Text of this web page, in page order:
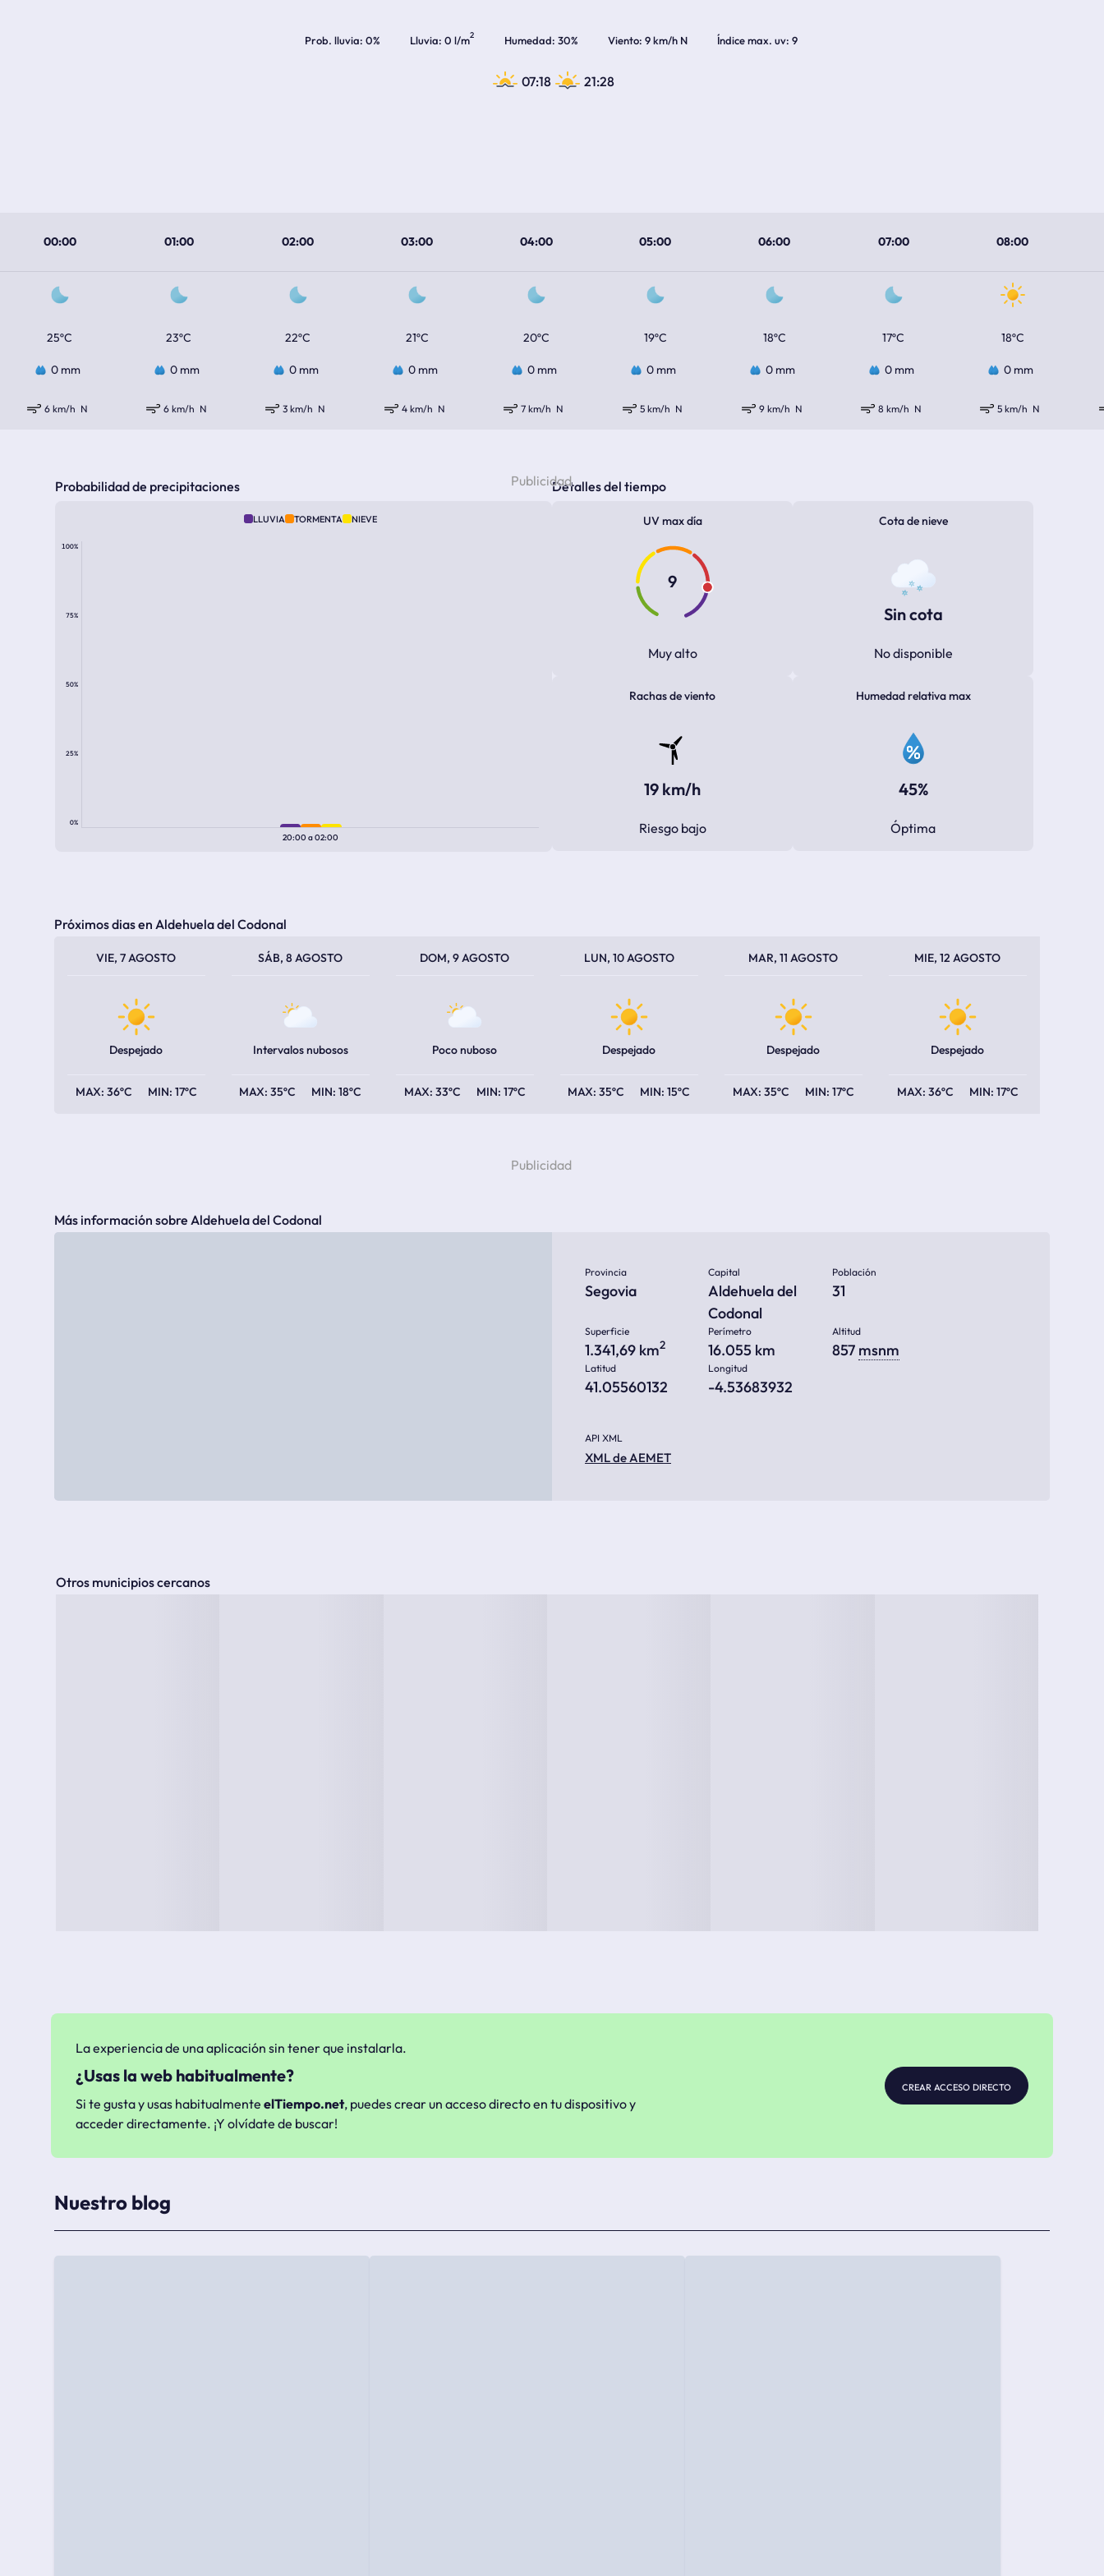
Prob. lluvia 0% Lluvia 0 l/m2 Humedad 30% Viento 9 km/h N Índice max. uv 9
07:18 21:28
00:00 01:00 02:00 03:00 04:00 05:00 06:00 07:00 08:00
25ºC 23ºC 22ºC 21ºC 20ºC 19ºC 18ºC 17ºC 18ºC
0 mm 0 mm 0 mm 0 mm 0 mm 0 mm 0 mm 0 mm 0 mm
6 km/h N 6 km/h N 3 km/h N 4 km/h N 7 km/h N 5 km/h N 9 km/h N 8 km/h N 5 km/h N
Probabilidad de precipitaciones
LLUVIA TORMENTA NIEVE
100%
75%
50%
25%
0%
20:00a02:00
Detalles del tiempo
UV max día
9
Muy alto
Cota de nieve
Sin cota
No disponible
Rachas de viento
19 km/h
Riesgo bajo
Humedad relativa max
45%
Óptima
Próximos dias en Aldehuela del Codonal
VIE, 7 AGOSTO
Despejado
36ºC 17ºC
SÁB, 8 AGOSTO
Intervalos nubosos
35ºC 18ºC
DOM, 9 AGOSTO
Poco nuboso
33ºC 17ºC
LUN, 10 AGOSTO
Despejado
35ºC 15ºC
MAR, 11 AGOSTO
Despejado
35ºC 17ºC
MIE, 12 AGOSTO
Despejado
36ºC 17ºC
Más información sobre Aldehuela del Codonal
Provincia
Segovia
Capital
Aldehuela del
Codonal
Población
31
Superficie
1.341,69 km2
Perímetro
16.055 km
Altitud
857 msnm
Latitud
41.05560132
Longitud
-4.53683932
API XML
XML de AEMET
Otros municipios cercanos
La experiencia de una aplicación sin tener que instalarla.
¿Usas la web habitualmente?
Si te gusta y usas habitualmente elTiempo.net, puedes crear un acceso directo en tu dispositivo y
acceder directamente. ¡Y olvídate de buscar!
crear acceso directo
Nuestro blog